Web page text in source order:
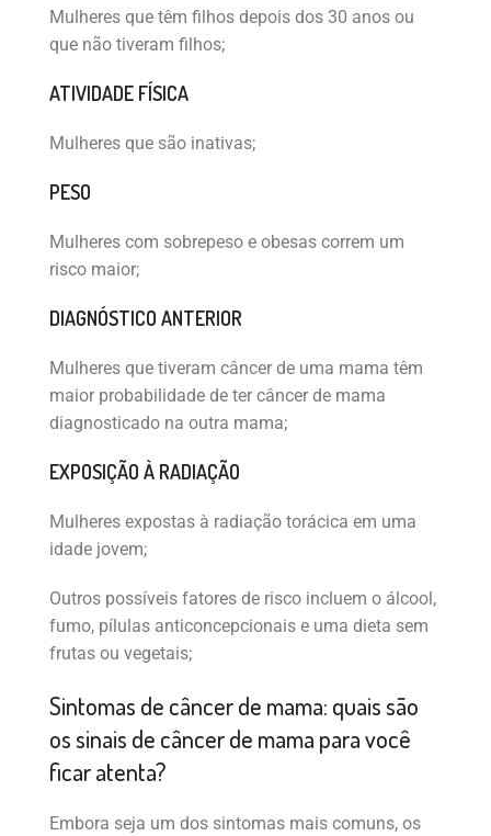
Mulheres que têm filhos depois dos 30 anos ou
que não tiveram filhos;
ATIVIDADE FÍSICA
Mulheres que são inativas;
PESO
Mulheres com sobrepeso e obesas correm um
risco maior;
DIAGNÓSTICO ANTERIOR
Mulheres que tiveram câncer de uma mama têm
maior probabilidade de ter câncer de mama
diagnosticado na outra mama;
EXPOSIÇÃO À RADIAÇÃO
Mulheres expostas à radiação torácica em uma
idade jovem;
Outros possíveis fatores de risco incluem o álcool,
fumo, pílulas anticoncepcionais e uma dieta sem
frutas ou vegetais;
Sintomas de câncer de mama: quais são
os sinais de câncer de mama para você
ficar atenta?
Embora seja um dos sintomas mais comuns, os